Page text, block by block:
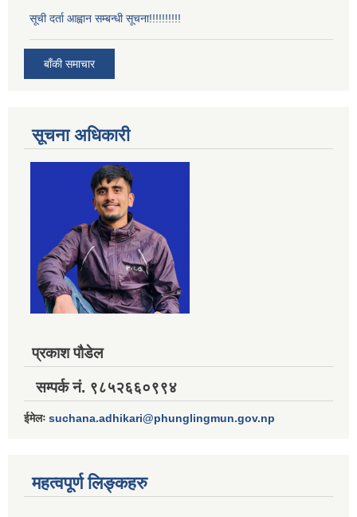
सूची दर्ता आह्वान सम्बन्धी सूचना!!!!!!!!!!
बाँकी समाचार
सूचना अधिकारी
प्रकाश पौडेल
सम्पर्क नं. ९८५२६६०९९४
ईमेलः suchana.adhikari@phunglingmun.gov.np
महत्वपूर्ण लिङ्कहरु